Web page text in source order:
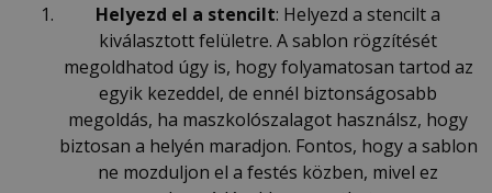
Helyezd el a stencilt: Helyezd a stencilt a
kiválasztott felületre. A sablon rögzítését
megoldhatod úgy is, hogy folyamatosan tartod az
egyik kezeddel, de ennél biztonságosabb
megoldás, ha maszkolószalagot használsz, hogy
biztosan a helyén maradjon. Fontos, hogy a sablon
ne mozduljon el a festés közben, mivel ez